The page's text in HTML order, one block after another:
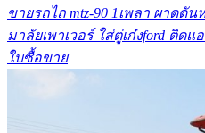
ขายรถไถ mtz-90 1เพลา ผาดดั
มาลัยเพาเวอร์ ใส่ตู่เก๋งford ติด
ใบซื้อขาย